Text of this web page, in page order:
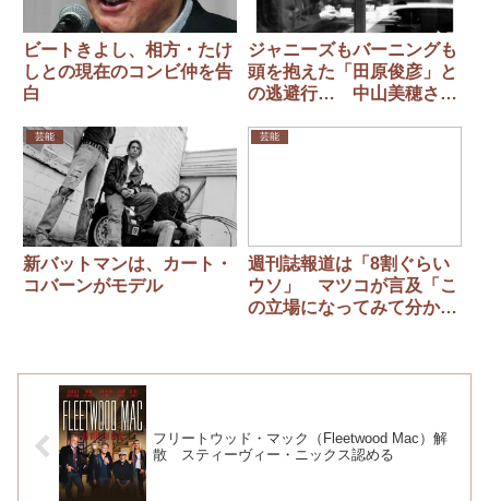
ビートきよし、相方・たけ
しとの現在のコンビ仲を告
白
ジャニーズもバーニングも
頭を抱えた「田原俊彦」と
の逃避行… 中山美穂さ
スターの秘話
芸能
新バットマンは、カート・
コバーンがモデル
芸能
週刊誌報道は「8割ぐらい
ウソ」 マツコが言及「こ
の立場になってみて分かる
フリートウッド・マック（Fleetwood Mac）解
散 スティーヴィー・ニックス認める